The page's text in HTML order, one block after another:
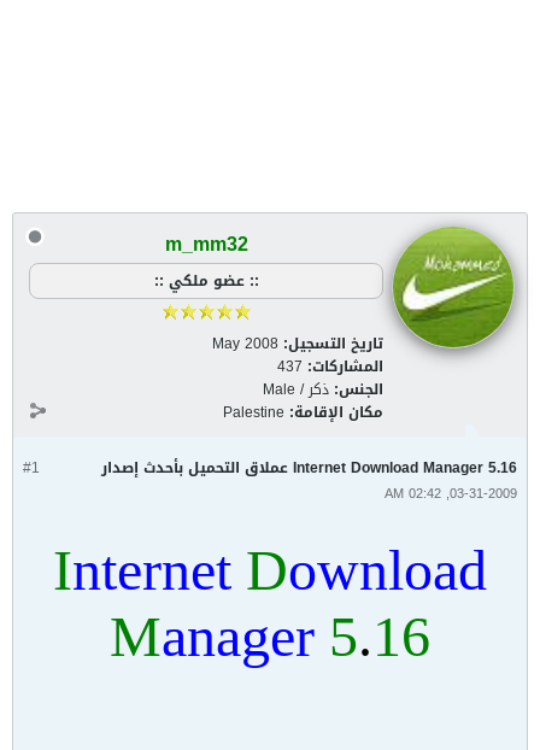
m_mm32
:: عضو ملكي ::
تاريخ التسجيل: May 2008
المشاركات: 437
الجنس: ذكر / Male
مكان الإقامة: Palestine
#1 Internet Download Manager 5.16 عملاق التحميل بأحدث إصدار
03-31-2009, 02:42 AM
Internet Download
Manager 5.16